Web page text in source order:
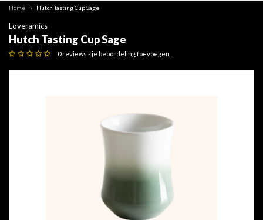
Home Hutch Tasting Cup Sage
Loveramics
Hutch Tasting Cup Sage
0 reviews -je beoordeling toevoegen